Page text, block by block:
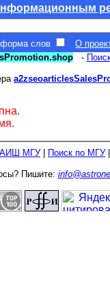
слов О
-
МГУ| Поиск по МГУ|
Пишите: